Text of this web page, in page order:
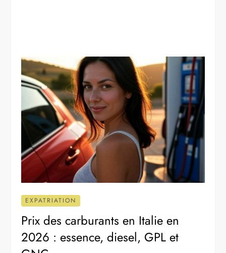
EXPATRIATION
Prix des carburants en Italie en
2026 : essence, diesel, GPL et